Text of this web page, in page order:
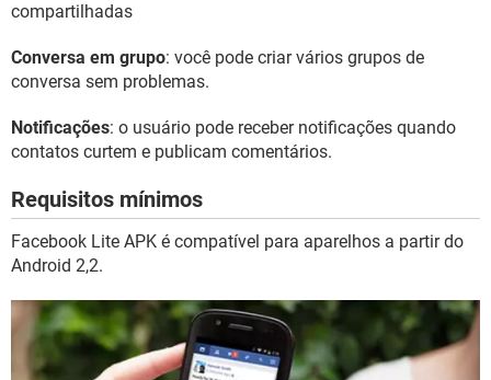
compartilhadas
Conversa em grupo: você pode criar vários grupos de
conversa sem problemas.
Notificações: o usuário pode receber notificações quando
contatos curtem e publicam comentários.
Requisitos mínimos
Facebook Lite APK é compatível para aparelhos a partir do
Android 2,2.